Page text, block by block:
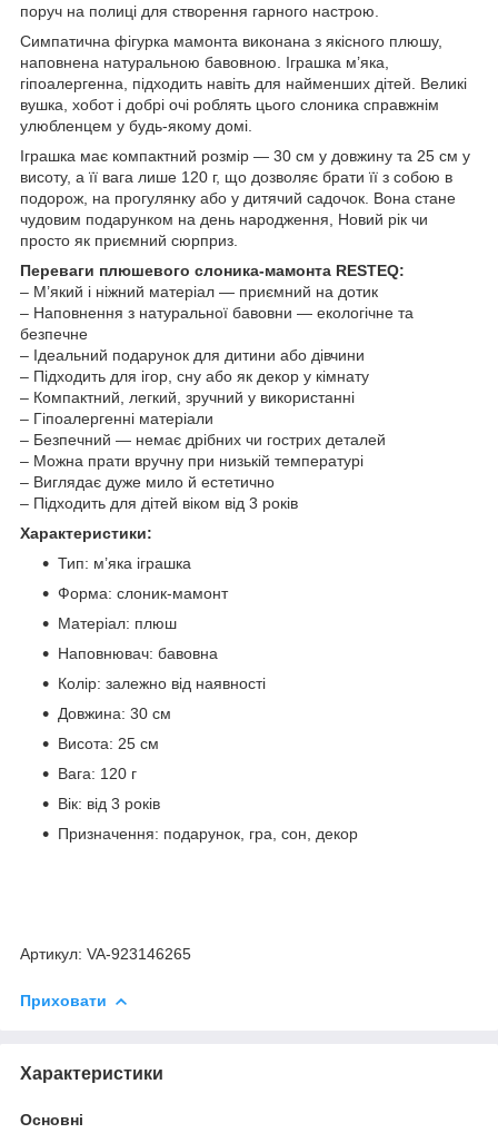
поруч на полиці для створення гарного настрою.
Симпатична фігурка мамонта виконана з якісного плюшу,
наповнена натуральною бавовною. Іграшка м’яка,
гіпоалергенна, підходить навіть для найменших дітей. Великі
вушка, хобот і добрі очі роблять цього слоника справжнім
улюбленцем у будь-якому домі.
Іграшка має компактний розмір — 30 см у довжину та 25 см у
висоту, а її вага лише 120 г, що дозволяє брати її з собою в
подорож, на прогулянку або у дитячий садочок. Вона стане
чудовим подарунком на день народження, Новий рік чи
просто як приємний сюрприз.
Переваги плюшевого слоника-мамонта RESTEQ:
– М’який і ніжний матеріал — приємний на дотик
– Наповнення з натуральної бавовни — екологічне та
безпечне
– Ідеальний подарунок для дитини або дівчини
– Підходить для ігор, сну або як декор у кімнату
– Компактний, легкий, зручний у використанні
– Гіпоалергенні матеріали
– Безпечний — немає дрібних чи гострих деталей
– Можна прати вручну при низькій температурі
– Виглядає дуже мило й естетично
– Підходить для дітей віком від 3 років
Характеристики:
Тип: м’яка іграшка
Форма: слоник-мамонт
Матеріал: плюш
Наповнювач: бавовна
Колір: залежно від наявності
Довжина: 30 см
Висота: 25 см
Вага: 120 г
Вік: від 3 років
Призначення: подарунок, гра, сон, декор
Артикул: VA-923146265
Приховати
Характеристики
Основні